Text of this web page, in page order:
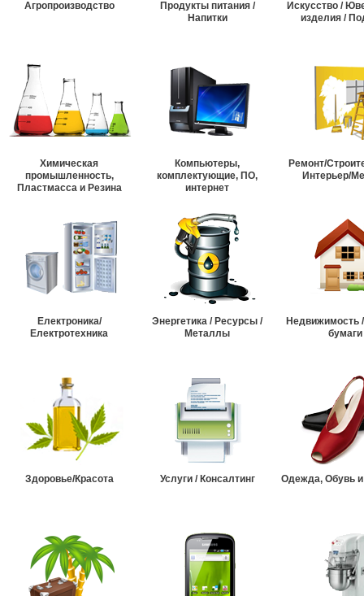
Агропроизводство
Продукты питания /
Напитки
Искусство /
изделия /
Химическая
промышленность,
Пластмасса и Резина
Компьютеры,
комплектующие, ПО,
интернет
Ремонт/
Интерьер/
Електроника/
Електротехника
Энергетика / Ресурсы /
Металлы
Недвижимость
бумаги
Здоровье/Красота Услуги / Консалтинг Одежда, Обувь и